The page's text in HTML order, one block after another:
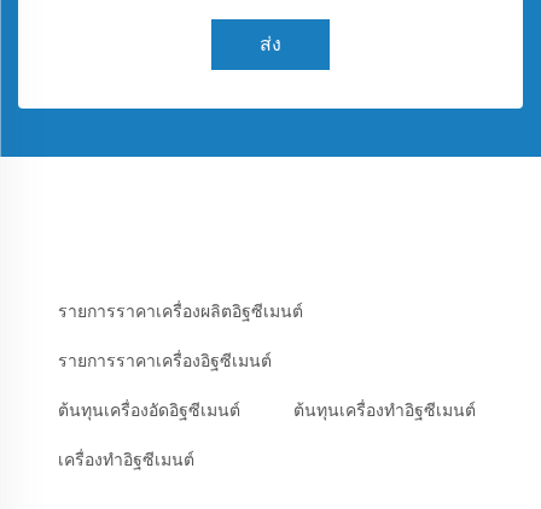
ส่ง
รายการราคาเครื่องผลิตอิฐซีเมนต์
รายการราคาเครื่องอิฐซีเมนต์
ต้นทุนเครื่องอัดอิฐซีเมนต์ ต้นทุนเครื่องทำอิฐซีเมนต์
เครื่องทำอิฐซีเมนต์